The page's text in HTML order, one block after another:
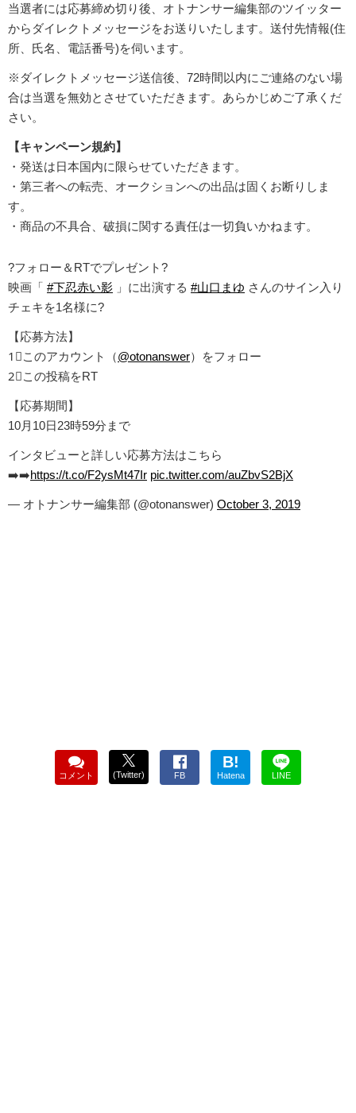
当選者には応募締め切り後、オトナンサー編集部のツイッター
からダイレクトメッセージをお送りいたします。送付先情報(住
所、氏名、電話番号)を伺います。
※ダイレクトメッセージ送信後、72時間以内にご連絡のない場
合は当選を無効とさせていただきます。あらかじめご了承くだ
さい。
【キャンペーン規約】
・発送は日本国内に限らせていただきます。
・第三者への転売、オークションへの出品は固くお断りしま
す。
・商品の不具合、破損に関する責任は一切負いかねます。
?フォロー＆RTでプレゼント?
映画「 #下忍赤い影 」に出演する #山口まゆ さんのサイン入り
チェキを1名様に?
【応募方法】
1⃣このアカウント（@otonanswer）をフォロー
2⃣この投稿をRT
【応募期間】
10月10日23時59分まで
インタビューと詳しい応募方法はこちら
➡️➡️https://t.co/F2ysMt47Ir pic.twitter.com/auZbvS2BjX
— オトナンサー編集部 (@otonanswer) October 3, 2019
コメント (Twitter) FB
B!
Hatena LINE